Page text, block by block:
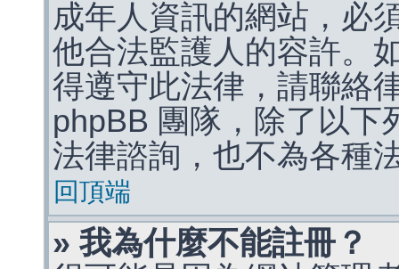
成年人資訊的網站，必
他合法監護人的容許。
得遵守此法律，請聯絡
phpBB 團隊，除了以下
法律諮詢，也不為各種
回頂端
» 我為什麼不能註冊？